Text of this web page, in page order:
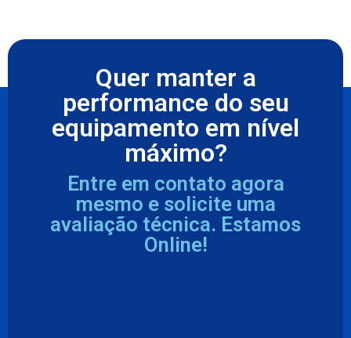
Quer manter a
performance do seu
equipamento em nível
máximo?
Entre em contato agora
mesmo e solicite uma
avaliação técnica. Estamos
Online!